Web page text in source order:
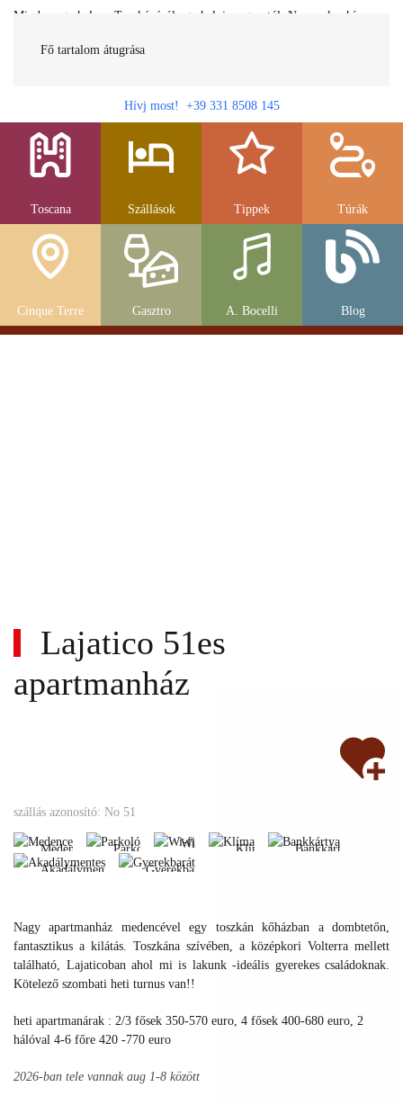
Fő tartalom átugrása
Minden egy helyen Toszkánáról egy helyi magyartól. Nemcsak a híres
gasztronomia....
Hívj most! +39 331 8508 145
Toscana Szállások Tippek Túrák
Cinque Terre Gasztro A. Bocelli Blog
Lajatico 51es
apartmanház
szállás azonosító: No 51
Medence
Medence
Parkoló
Parkoló
Wi-
fi
Klíma Bankkártya
Akadálymentes
Akadálymentes
Gyerekbarát
Gyerekbarát
Nagy apartmanház medencével egy toszkán kőházban a dombtetőn,
fantasztikus a kilátás. Toszkána szívében, a középkori Volterra mellett
található, Lajaticoban ahol mi is lakunk -ideális gyerekes családoknak.
Kötelező szombati heti turnus van!!
heti apartmanárak : 2/3 fősek 350-570 euro, 4 fősek 400-680 euro, 2
hálóval 4-6 főre 420 -770 euro
2026-ban tele vannak aug 1-8 között